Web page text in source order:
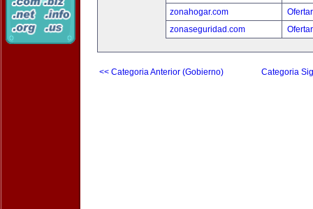
zonahogar.com
zonaseguridad.com
<< Categoria Anterior (Gobierno) Categoria